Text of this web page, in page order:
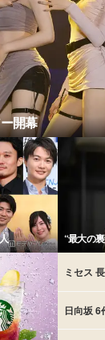
開幕
“最大の
ミセス
日向坂